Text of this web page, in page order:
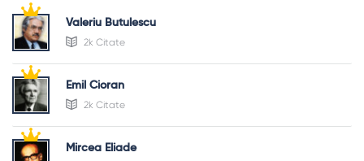
Valeriu Butulescu
2k Citate
Emil Cioran
2k Citate
Mircea Eliade